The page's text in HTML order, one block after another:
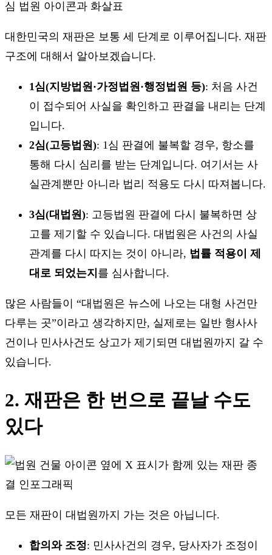
대한민국의 재판은 보통 세 단계로 이루어집니다. 재판
구조에 대해서 알아보겠습니다.
1심(지방법원·가정법원·행정법원 등): 처음 사건
이 접수되어 사실을 확인하고 판결을 내리는 단계
입니다.
2심(고등법원): 1심 판결에 불복할 경우, 항소를
통해 다시 심리를 받는 단계입니다. 여기서는 사
실관계뿐만 아니라 법리 적용도 다시 따져봅니다.
3심(대법원): 고등법원 판결에 다시 불복하면 상
고를 제기할 수 있습니다. 대법원은 사건의 사실
관계를 다시 따지는 것이 아니라, 법률 적용이 제
대로 되었는지 를 심사합니다.
많은 사람들이 “대법원은 뉴스에 나오는 대형 사건만
다루는 곳”이라고 생각하지만, 실제로는 일반 형사사
건이나 민사사건도 상고가 제기되면 대법원까지 갈 수
있습니다.
2. 재판은 한 번으로 끝날 수도
있다
모든 재판이 대법원까지 가는 것은 아닙니다.
합의와 조정: 민사사건의 경우, 당사자가 조정이